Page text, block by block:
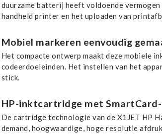
duurzame batterij heeft voldoende
handheld printer en het uploaden van
Mobiel markeren eenvoudig
Het compacte ontwerp maakt deze mobiele
codeerdoeleinden. Het instellen van het
stick.
HP-inktcartridge met
De cartridge technologie van de X1JET HP
demand, hoogwaardige, hoge resolutie